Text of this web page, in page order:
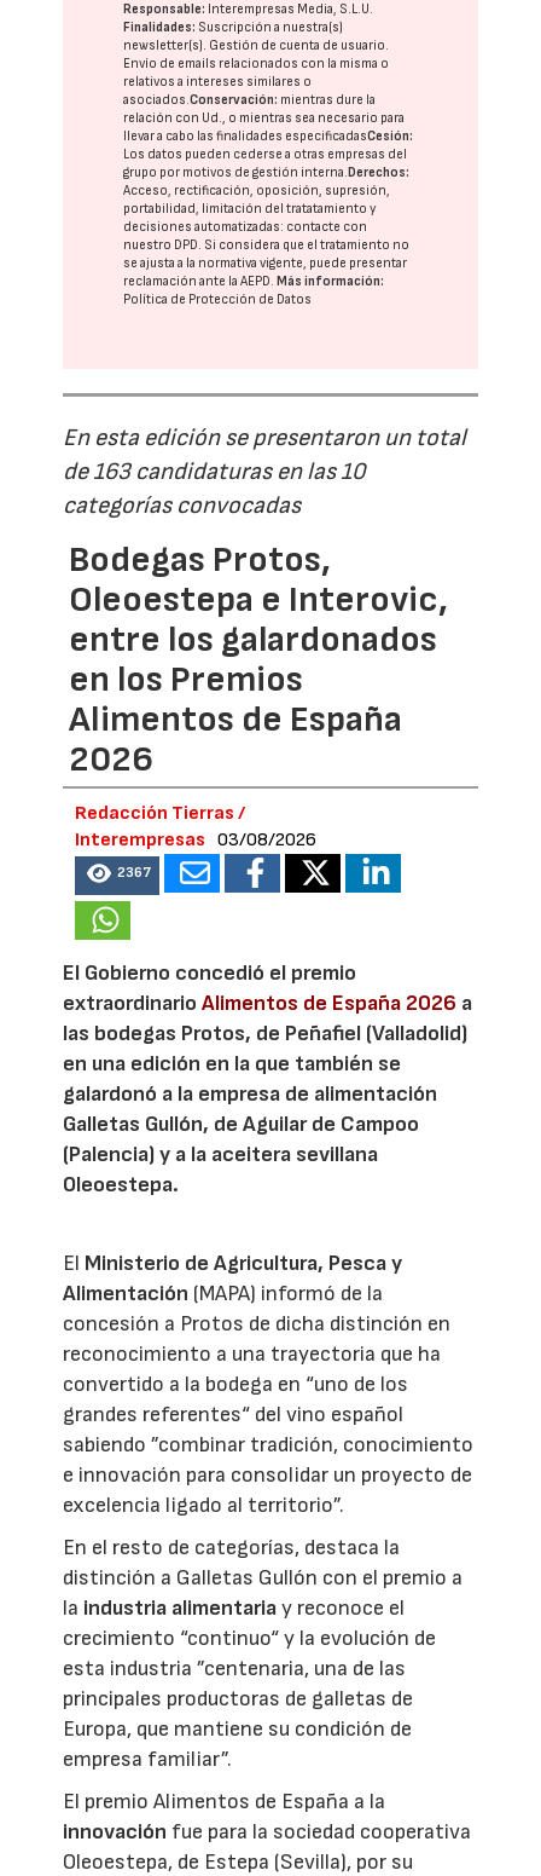
Responsable: Interempresas Media, S.L.U.
Finalidades: Suscripción a nuestra(s)
newsletter(s). Gestión de cuenta de usuario.
Envío de emails relacionados con la misma o
relativos a intereses similares o
asociados.Conservación: mientras dure la
relación con Ud., o mientras sea necesario para
llevar a cabo las finalidades especificadasCesión:
Los datos pueden cederse a otras empresas del
grupo por motivos de gestión interna. Derechos:
Acceso, rectificación, oposición, supresión,
portabilidad, limitación del tratatamiento y
decisiones automatizadas: contacte con
nuestro DPD. Si considera que el tratamiento no
se ajusta a la normativa vigente, puede presentar
reclamación ante laAEPD. Más información:
Política de Protección de Datos
En esta edición se presentaron un total
de 163 candidaturas en las 10
categorías convocadas
Bodegas Protos,
Oleoestepa e Interovic,
entre los galardonados
en los Premios
Alimentos de España
2026
Redacción Tierras /
Interempresas
03/08/2026
2367
El Gobierno concedió el premio
extraordinarioAlimentos de España 2026 a
las bodegas Protos, de Peñafiel (Valladolid)
en una edición en la que también se
galardonó a la empresa de alimentación
Galletas Gullón, de Aguilar de Campoo
(Palencia) y a la aceitera sevillana
Oleoestepa.
El Ministerio de Agricultura, Pesca y
Alimentación (MAPA) informó de la
concesión a Protos de dicha distinción en
reconocimiento a una trayectoria que ha
convertido a la bodega en “uno de los
grandes referentes“ del vino español
sabiendo ”combinar tradición, conocimiento
e innovación para consolidar un proyecto de
excelencia ligado al territorio”.
En el resto de categorías, destaca la
distinción a Galletas Gullón con el premio a
la industria alimentariay reconoce el
crecimiento “continuo“ y la evolución de
esta industria ”centenaria, una de las
principales productoras de galletas de
Europa, que mantiene su condición de
empresa familiar”.
El premio Alimentos de España a la
innovación fue para la sociedad cooperativa
Oleoestepa, de Estepa (Sevilla), por su